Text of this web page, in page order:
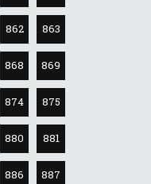
862 863
868 869
874 875
880 881
886 887